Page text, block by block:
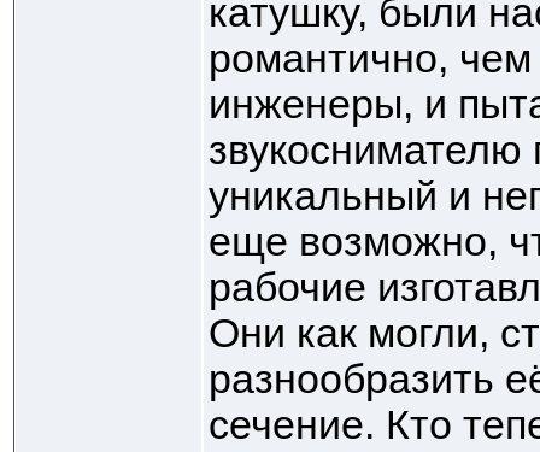
катушку, были
романтично, чем
инженеры, и
звукоснимателю
уникальный и
еще возможно,
рабочие
Они как могли,
разнообразить
сечение. Кто